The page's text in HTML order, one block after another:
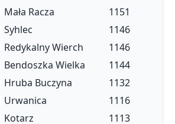
Mała Racza
1151
Syhlec
1146
Redykalny Wierch
1146
Bendoszka Wielka
1144
Hruba Buczyna
1132
Urwanica
1116
Kotarz
1113